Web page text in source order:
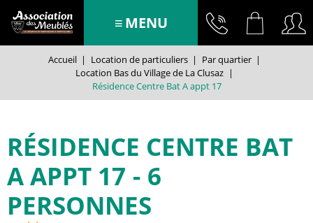
MENU
Accueil | Location de particuliers | Par quartier |
Location Bas du Village de La Clusaz |
Résidence Centre Bat A appt 17
RÉSIDENCE CENTRE BAT
A APPT 17
6
PERSONNES